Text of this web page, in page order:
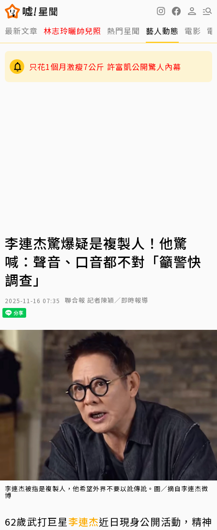
最新文章 林志玲曬帥兒照 熱門星聞 藝人動態 電影
只花1個月激瘦7公斤 許富凱公開驚人內幕
李連杰驚爆疑是複製人！他驚
喊：聲音、口音都不對「籲警快
調查」
2025-11-16 07:35 聯合報 記者陳穎／即時報導
李連杰被指是複製人，他希望外界不要以訛傳訛。圖／摘自李連杰微
博
62歲武打巨星李連杰近日現身公開活動，精神